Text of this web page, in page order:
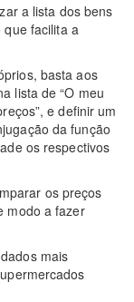
a lista dos bens
facilita a
basta aos
lista de “O meu
e definir um
da função
os respectivos
os preços
modo a fazer
mais